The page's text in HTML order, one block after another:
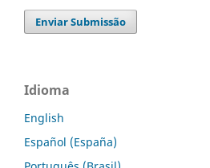
Enviar Submissão
Idioma
English
Español (España)